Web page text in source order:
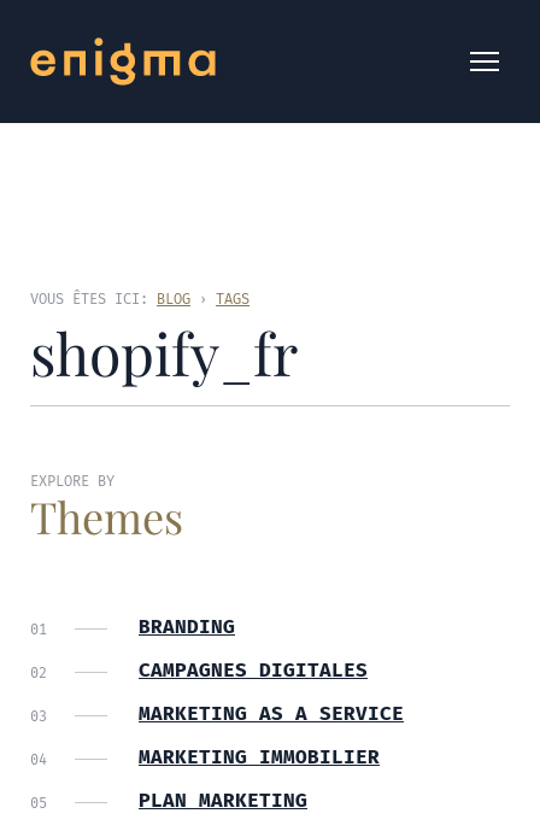
VOUS ÊTES ICI: BLOG › TAGS
shopify_fr
EXPLORE BY
Themes
BRANDING
CAMPAGNES DIGITALES
MARKETING AS A SERVICE
MARKETING IMMOBILIER
PLAN MARKETING